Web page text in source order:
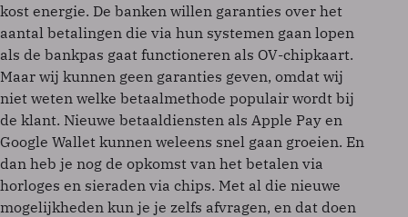
kost energie. De banken willen garanties over het
aantal betalingen die via hun systemen gaan lopen
als de bankpas gaat functioneren als OV-chipkaart.
Maar wij kunnen geen garanties geven, omdat wij
niet weten welke betaalmethode populair wordt bij
de klant. Nieuwe betaaldiensten als Apple Pay en
Google Wallet kunnen weleens snel gaan groeien. En
dan heb je nog de opkomst van het betalen via
horloges en sieraden via chips. Met al die nieuwe
mogelijkheden kun je je zelfs afvragen, en dat doen